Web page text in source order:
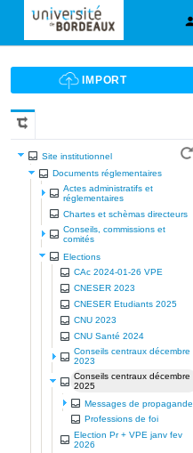
Site institutionnel
Documents réglementaires
Actes administratifs et
réglementaires
Chartes et schèmas directeurs
Conseils, commissions et
comités
Elections
CAc 2024-01-26 VPE
CNESER 2023
CNESER Etudiants 2025
CNU 2023
CNU Santé 2024
Conseils centraux décembre
2023
Conseils centraux décembre
2025
Messages de propagande
Professions de foi
Election Pr + VPE janv fev
2026